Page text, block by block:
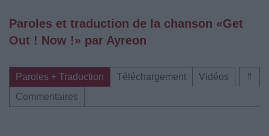
Paroles et traduction de la chanson «Get
Out ! Now !» par Ayreon
⇑
Paroles + Traduction Téléchargement
Vidéos
Commentaires